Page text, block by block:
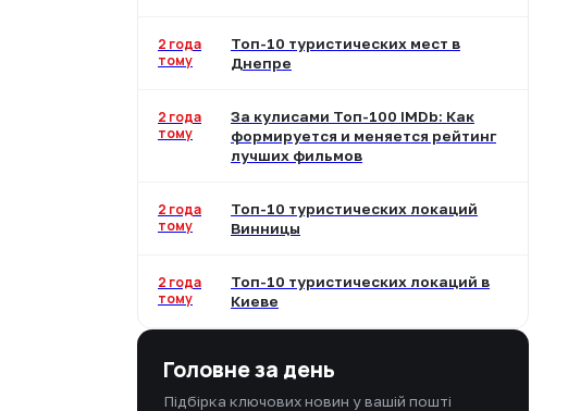
2 года
тому
Топ-10 туристических мест в
Днепре
2 года
тому
За кулисами Топ-100 IMDb: Как
формируется и меняется рейтинг
лучших фильмов
2 года
тому
Топ-10 туристических локаций
Винницы
2 года
тому
Топ-10 туристических локаций в
Киеве
Головне за день
Підбірка ключових новин у вашій пошті